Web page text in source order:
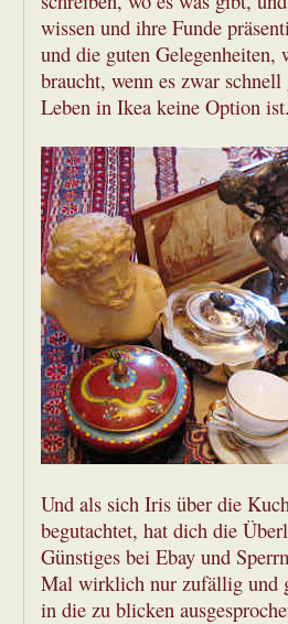
wissen und ihre Funde
und die guten Gelegenheiten,
braucht, wenn es zwar
Leben in Ikea keine Option
Und als sich Iris über die
begutachtet, hat dich die
Günstiges bei Ebay und
Mal wirklich nur zufällig und
in die zu blicken